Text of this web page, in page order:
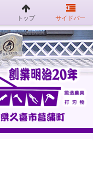
トップ サイドバー